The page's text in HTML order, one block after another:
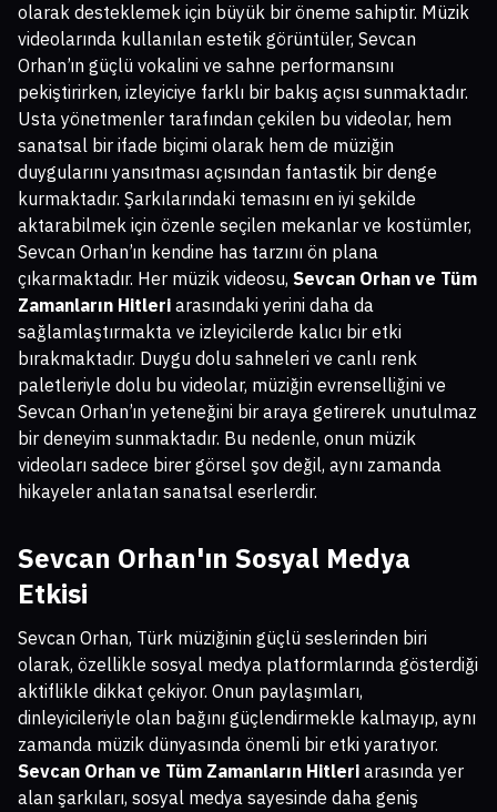
olarak desteklemek için büyük bir öneme sahiptir. Müzik
videolarında kullanılan estetik görüntüler, Sevcan
Orhan’ın güçlü vokalini ve sahne performansını
pekiştirirken, izleyiciye farklı bir bakış açısı sunmaktadır.
Usta yönetmenler tarafından çekilen bu videolar, hem
sanatsal bir ifade biçimi olarak hem de müziğin
duygularını yansıtması açısından fantastik bir denge
kurmaktadır. Şarkılarındaki temasını en iyi şekilde
aktarabilmek için özenle seçilen mekanlar ve kostümler,
Sevcan Orhan’ın kendine has tarzını ön plana
çıkarmaktadır. Her müzik videosu, Sevcan Orhan ve Tüm
Zamanların Hitleri arasındaki yerini daha da
sağlamlaştırmakta ve izleyicilerde kalıcı bir etki
bırakmaktadır. Duygu dolu sahneleri ve canlı renk
paletleriyle dolu bu videolar, müziğin evrenselliğini ve
Sevcan Orhan’ın yeteneğini bir araya getirerek unutulmaz
bir deneyim sunmaktadır. Bu nedenle, onun müzik
videoları sadece birer görsel şov değil, aynı zamanda
hikayeler anlatan sanatsal eserlerdir.
Sevcan Orhan'ın Sosyal Medya
Etkisi
Sevcan Orhan, Türk müziğinin güçlü seslerinden biri
olarak, özellikle sosyal medya platformlarında gösterdiği
aktiflikle dikkat çekiyor. Onun paylaşımları,
dinleyicileriyle olan bağını güçlendirmekle kalmayıp, aynı
zamanda müzik dünyasında önemli bir etki yaratıyor.
Sevcan Orhan ve Tüm Zamanların Hitleri arasında yer
alan şarkıları, sosyal medya sayesinde daha geniş